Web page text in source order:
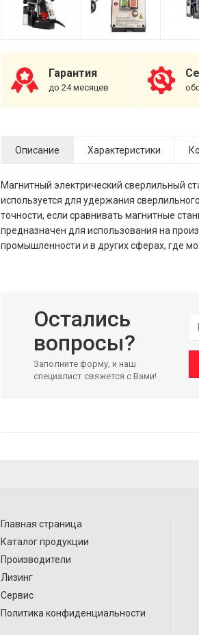
Гарантия
до 24 месяцев
Описание Характеристики
Магнитный электрический сверлильный
используется для удержания
точности, если сравнивать магнитные
предназначен для использования на
промышленности и в других сферах, где
Остались
вопросы?
Заполните форму, и наш
специалист свяжется с Вами!
Главная страница
Каталог продукции
Производители
Лизинг
Сервис
Политика конфиденциальности